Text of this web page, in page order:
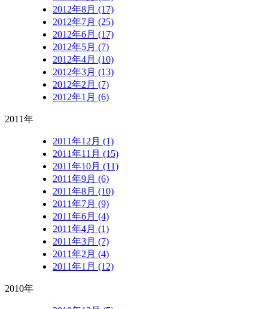
2012年8月 (17)
2012年7月 (25)
2012年6月 (17)
2012年5月 (7)
2012年4月 (10)
2012年3月 (13)
2012年2月 (7)
2012年1月 (6)
2011年
2011年12月 (1)
2011年11月 (15)
2011年10月 (11)
2011年9月 (6)
2011年8月 (10)
2011年7月 (9)
2011年6月 (4)
2011年4月 (1)
2011年3月 (7)
2011年2月 (4)
2011年1月 (12)
2010年